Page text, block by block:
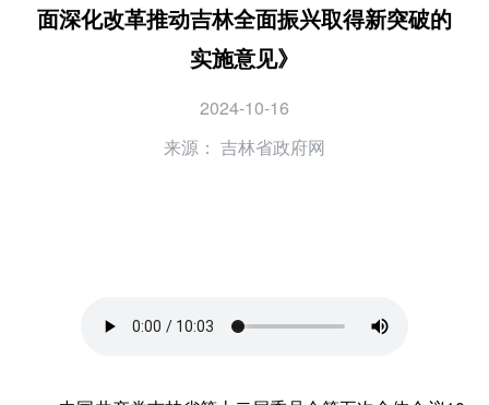
面深化改革推动吉林全面振兴取得新突破的
实施意见》
2024-10-16
来源： 吉林省政府网